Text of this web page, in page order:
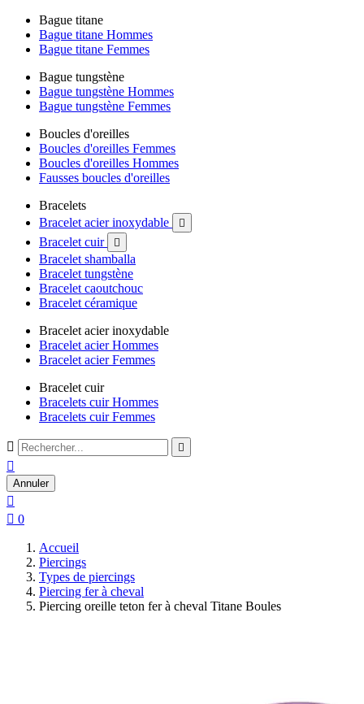
Bague titane
Bague titane Hommes
Bague titane Femmes
Bague tungstène
Bague tungstène Hommes
Bague tungstène Femmes
Boucles d'oreilles
Boucles d'oreilles Femmes
Boucles d'oreilles Hommes
Fausses boucles d'oreilles
Bracelets
Bracelet acier inoxydable

Bracelet cuir 
Bracelet shamballa
Bracelet tungstène
Bracelet caoutchouc
Bracelet céramique
Bracelet acier inoxydable
Bracelet acier Hommes
Bracelet acier Femmes
Bracelet cuir
Bracelets cuir Hommes
Bracelets cuir Femmes
 

Annuler

 0
Accueil
Piercings
Types de piercings
Piercing fer à cheval
Piercing oreille teton fer à cheval Titane Boules